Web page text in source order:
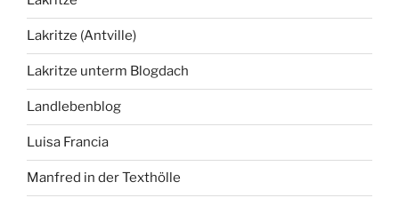
Lakritze (Antville)
Lakritze unterm Blogdach
Landlebenblog
Luisa Francia
Manfred in der Texthölle